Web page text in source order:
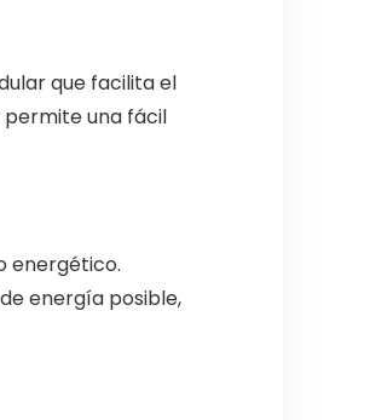
que facilita el
permite una fácil
energético.
energía posible,